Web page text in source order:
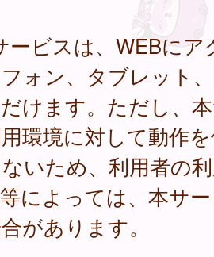
ビスは、WEBにア
ォン、タブレット
けます。ただし、
環境に対して動作
いため、利用者の
によっては、本サ
があります。